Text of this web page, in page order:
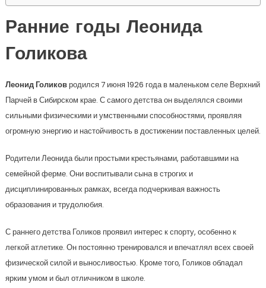
Ранние годы Леонида
Голикова
Леонид Голиковродился 7 июня 1926 года в маленьком селе Верхний
Парчей в Сибирском крае. С самого детства он выделялся своими
сильными физическими и умственными способностями, проявляя
огромную энергию и настойчивость в достижении поставленных целей.
Родители Леонида были простыми крестьянами, работавшими на
семейной ферме. Они воспитывали сына в строгих и
дисциплинированных рамках, всегда подчеркивая важность
образования и трудолюбия.
С раннего детства Голиков проявил интерес к спорту, особенно к
легкой атлетике. Он постоянно тренировался и впечатлял всех своей
физической силой и выносливостью. Кроме того, Голиков обладал
ярким умом и был отличником в школе.